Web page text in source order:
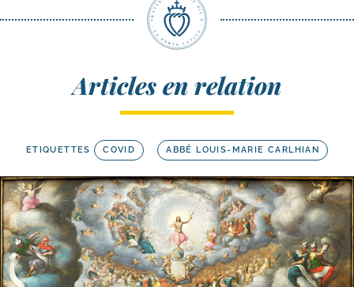
Articles en relation
ETIQUETTES COVID ABBÉ LOUIS-MARIE CARLHIAN